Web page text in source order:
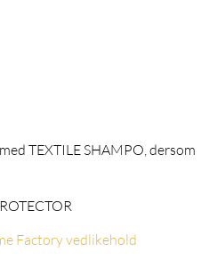
TEXTILE SHAMPO, dersom
Factory vedlikehold